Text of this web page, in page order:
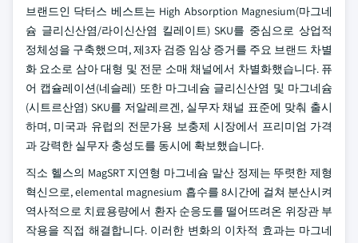
브랜드인 닥터스 베스트는 High Absorption Magnesium(마그네
슘 글리신산염/라이신산염 킬레이트) SKU를 중심으로 상업적
정체성을 구축했으며, 제3자 검증 임상 증거를 주요 브랜드 차별
화 요소로 삼아 대형 및 전문 소매 채널에서 차별화했습니다. 퓨
어 캡슐레이션(네슬레) 또한 마그네슘 글리신산염 및 마그네슘
(시트르산염) SKU를 저알레르겐, 실무자 채널 표준에 맞춰 출시
하며, 미국과 유럽의 전문가용 보충제 시장에서 프리미엄 가격
과 강력한 실무자 충성도를 동시에 확보했습니다.
직소 헬스의 MagSRT 지연형 마그네슘 말산 정제는 뚜렷한 제형
혁신으로, elemental magnesium 흡수를 8시간에 걸쳐 분산시켜
역사적으로 치료용량에서 환자 순응도를 떨어뜨려온 위장관 부
작용을 직접 해결합니다. 이러한 변화의 이차적 효과는 마그네